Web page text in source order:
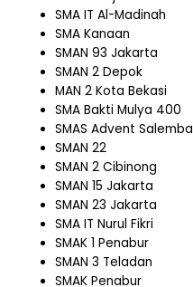
SMA IT Al-Madinah
SMA Kanaan
SMAN 93 Jakarta
SMAN 2 Depok
MAN 2 Kota Bekasi
SMA Bakti Mulya 400
SMAS Advent Salemba
SMAN 22
SMAN 2 Cibinong
SMAN 15 Jakarta
SMAN 23 Jakarta
SMA IT Nurul Fikri
SMAK 1 Penabur
SMAN 3 Teladan
SMAK Penabur